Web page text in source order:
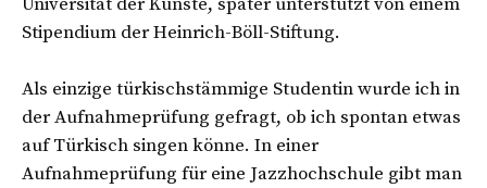
Stipendium der Heinrich-Böll-Stiftung.
Als einzige türkischstämmige Studentin wurde ich in
der Aufnahmeprüfung gefragt, ob ich spontan etwas
auf Türkisch singen könne. In einer
Aufnahmeprüfung für eine Jazzhochschule gibt man